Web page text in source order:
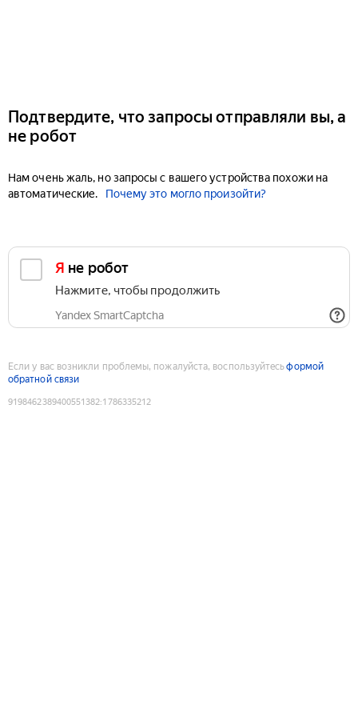
Подтвердите, что запросы отправляли вы, а
не робот
Нам очень жаль, но запросы с вашего устройства похожи на
автоматические.
Почему это могло произойти?
Я не робот
Нажмите, чтобы продолжить
Yandex SmartCaptcha
Если у вас возникли проблемы, пожалуйста, воспользуйтесьформой
обратной связи
9198462389400551382:1786335212